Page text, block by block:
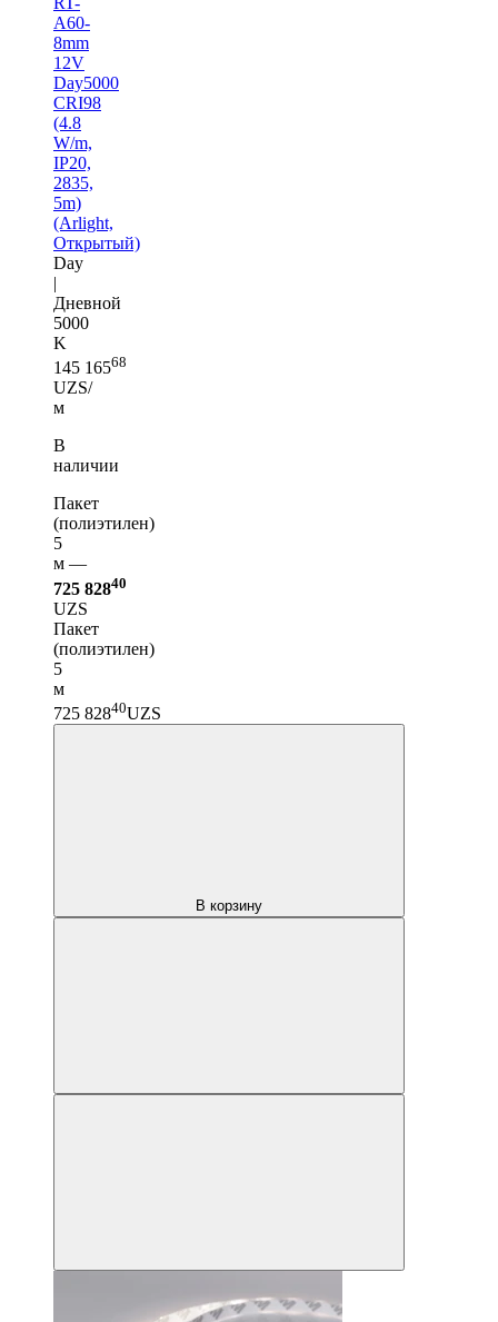
A60-
8mm
12V
Day5000
CRI98
(4.8
W/m,
IP20,
2835,
5m)
(Arlight,
Открытый)
Day
|
Дневной
5000
K
145 16568
UZS/
м
В
наличии
Пакет
(полиэтилен)
5
м —
725 82840
UZS
Пакет
(полиэтилен)
5
м
725 82840UZS
В корзину